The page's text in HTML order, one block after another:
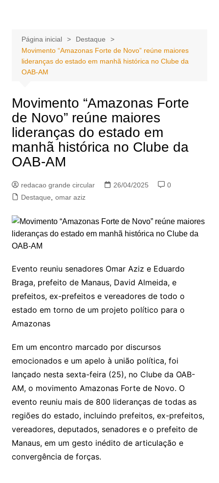
conteúdoPágina inicial
Destaque
Movimento “Amazonas Forte de Novo” reúne maiores
lideranças do estado em manhã histórica no Clube da
OAB-AM
Movimento “Amazonas Forte
de Novo” reúne maiores
lideranças do estado em
manhã histórica no Clube da
OAB-AM
redacao grande circular 26/04/2025
0
Destaque
omar aziz
Evento reuniu senadores Omar Aziz e Eduardo
Braga, prefeito de Manaus, David Almeida, e
prefeitos, ex-prefeitos e vereadores de todo o
estado em torno de um projeto político para o
Amazonas
Em um encontro marcado por discursos
emocionados e um apelo à união política, foi
lançado nesta sexta-feira (25), no Clube da OAB-
AM, o movimento Amazonas Forte de Novo. O
evento reuniu mais de 800 lideranças de todas as
regiões do estado, incluindo prefeitos, ex-prefeitos,
vereadores, deputados, senadores e o prefeito de
Manaus, em um gesto inédito de articulação e
convergência de forças.